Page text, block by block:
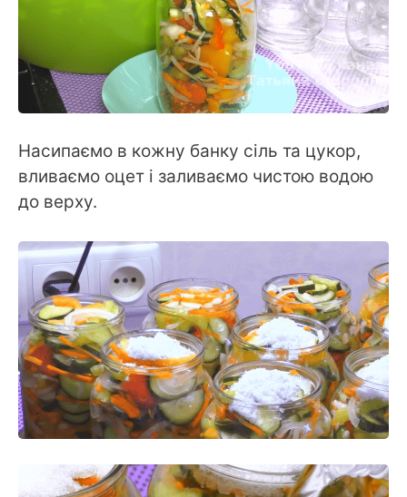
Насипаємо в кожну банку сіль та цукор,
вливаємо оцет і заливаємо чистою водою
до верху.